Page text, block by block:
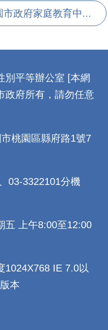
市政府家庭教育中...
別平等辦公室 [本網
政府所有，請勿任意
園區縣府路1號7
3322101分機
五 上午8:00至12:00
1024X768 IE 7.0以
本